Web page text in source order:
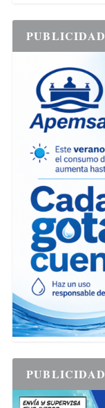
PUBLICIDAD
PUBLICIDAD